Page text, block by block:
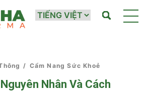
/ Cẩm Nang Sức Khoẻ
Nhân Và Cách